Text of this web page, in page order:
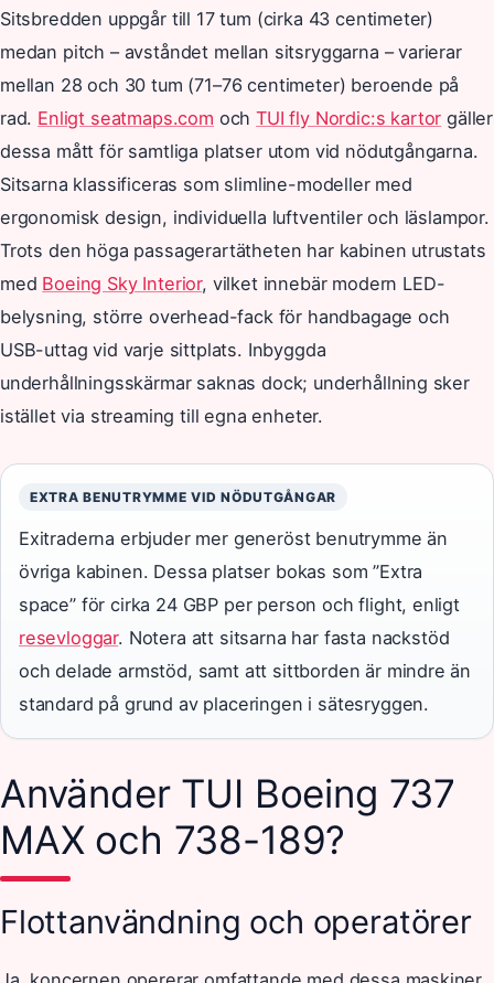
Sitsbredden uppgår till 17 tum (cirka 43 centimeter)
medan pitch – avståndet mellan sitsryggarna – varierar
mellan 28 och 30 tum (71–76 centimeter) beroende på
rad. Enligt seatmaps.com ochTUI fly Nordic:s kartor gäller
dessa mått för samtliga platser utom vid nödutgångarna.
Sitsarna klassificeras som slimline-modeller med
ergonomisk design, individuella luftventiler och läslampor.
Trots den höga passagerartätheten har kabinen utrustats
med Boeing Sky Interior, vilket innebär modern LED-
belysning, större overhead-fack för handbagage och
USB-uttag vid varje sittplats. Inbyggda
underhållningsskärmar saknas dock; underhållning sker
istället via streaming till egna enheter.
EXTRA BENUTRYMME VID NÖDUTGÅNGAR
Exitraderna erbjuder mer generöst benutrymme än
övriga kabinen. Dessa platser bokas som ”Extra
space” för cirka 24 GBP per person och flight, enligt
resevloggar. Notera att sitsarna har fasta nackstöd
och delade armstöd, samt att sittborden är mindre än
standard på grund av placeringen i sätesryggen.
Använder TUI Boeing 737
MAX och 738-189?
Flottanvändning och operatörer